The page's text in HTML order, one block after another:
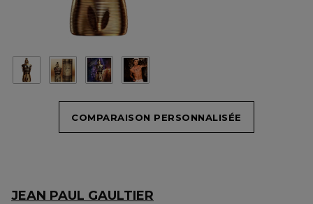
COMPARAISON PERSONNALISÉE
JEAN PAUL GAULTIER